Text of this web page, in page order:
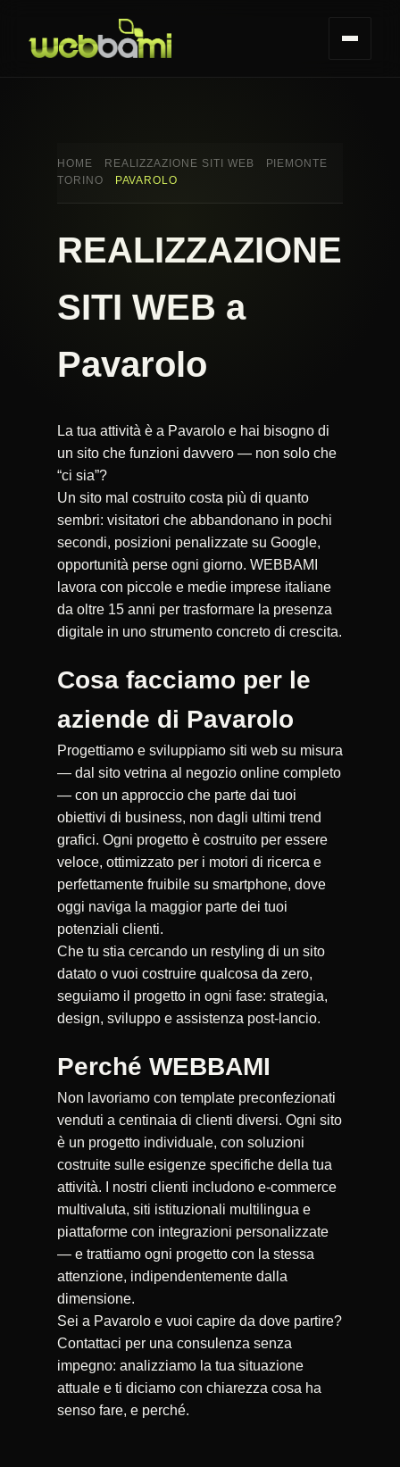
HOME REALIZZAZIONE SITI WEB
PIEMONTE
TORINO
PAVAROLO
REALIZZAZIONE
SITI WEB a
Pavarolo
La tua attività è a Pavarolo e hai bisogno di
un sito che funzioni davvero — non solo che
“ci sia”?
Un sito mal costruito costa più di quanto
sembri: visitatori che abbandonano in pochi
secondi, posizioni penalizzate su Google,
opportunità perse ogni giorno. WEBBAMI
lavora con piccole e medie imprese italiane
da oltre 15 anni per trasformare la presenza
digitale in uno strumento concreto di crescita.
Cosa facciamo per le
aziende di Pavarolo
Progettiamo e sviluppiamo siti web su misura
— dal sito vetrina al negozio online completo
— con un approccio che parte dai tuoi
obiettivi di business, non dagli ultimi trend
grafici. Ogni progetto è costruito per essere
veloce, ottimizzato per i motori di ricerca e
perfettamente fruibile su smartphone, dove
oggi naviga la maggior parte dei tuoi
potenziali clienti.
Che tu stia cercando un restyling di un sito
datato o vuoi costruire qualcosa da zero,
seguiamo il progetto in ogni fase: strategia,
design, sviluppo e assistenza post-lancio.
Perché WEBBAMI
Non lavoriamo con template preconfezionati
venduti a centinaia di clienti diversi. Ogni sito
è un progetto individuale, con soluzioni
costruite sulle esigenze specifiche della tua
attività. I nostri clienti includono e-commerce
multivaluta, siti istituzionali multilingua e
piattaforme con integrazioni personalizzate
— e trattiamo ogni progetto con la stessa
attenzione, indipendentemente dalla
dimensione.
Sei a Pavarolo e vuoi capire da dove partire?
Contattaci per una consulenza senza
impegno: analizziamo la tua situazione
attuale e ti diciamo con chiarezza cosa ha
senso fare, e perché.